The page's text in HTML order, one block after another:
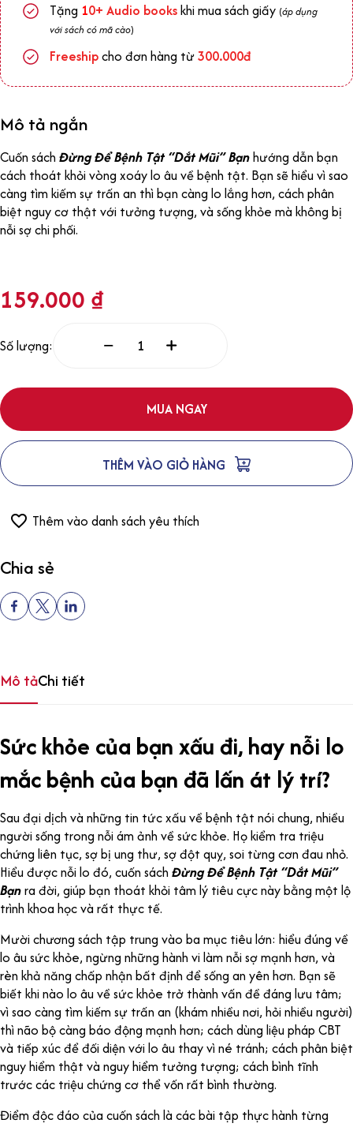
Tặng 10+ Audio bookskhi mua sách giấy (áp dụng
với sách có mã cào)
Freeshipcho đơn hàng từ300.000đ
Mô tả ngắn
Cuốn sách Đừng Để Bệnh Tật “Dắt Mũi” Bạnhướng dẫn bạn
cách thoát khỏi vòng xoáy lo âu về bệnh tật. Bạn sẽ hiểu vì sao
càng tìm kiếm sự trấn an thì bạn càng lo lắng hơn, cách phân
biệt nguy cơ thật với tưởng tượng, và sống khỏe mà không bị
nỗi sợ chi phối.
159.000 ₫
Số lượng:
MUA NGAY
THÊM VÀO GIỎ HÀNG
Thêm vào danh sách yêu thích
Chia sẻ
Mô tảChi tiết
Sức khỏe của bạn xấu đi, hay nỗi lo
mắc bệnh của bạn đã lấn át lý trí?
Sau đại dịch và những tin tức xấu về bệnh tật nói chung, nhiều
người sống trong nỗi ám ảnh về sức khỏe. Họ kiểm tra triệu
chứng liên tục, sợ bị ung thư, sợ đột quỵ, soi từng cơn đau nhỏ.
Hiểu được nỗi lo đó, cuốn sách Đừng Để Bệnh Tật “Dắt Mũi”
Bạnra đời, giúp bạn thoát khỏi tâm lý tiêu cực này bằng một lộ
trình khoa học và rất thực tế.
Mười chương sách tập trung vào ba mục tiêu lớn: hiểu đúng về
lo âu sức khỏe, ngừng những hành vi làm nỗi sợ mạnh hơn, và
rèn khả năng chấp nhận bất định để sống an yên hơn. Bạn sẽ
biết khi nào lo âu về sức khỏe trở thành vấn đề đáng lưu tâm;
vì sao càng tìm kiếm sự trấn an (khám nhiều nơi, hỏi nhiều người)
thì não bộ càng báo động mạnh hơn; cách dùng liệu pháp CBT
và tiếp xúc để đối diện với lo âu thay vì né tránh; cách phân biệt
nguy hiểm thật và nguy hiểm tưởng tượng; cách bình tĩnh
trước các triệu chứng cơ thể vốn rất bình thường.
Điểm độc đáo của cuốn sách là các bài tập thực hành từng